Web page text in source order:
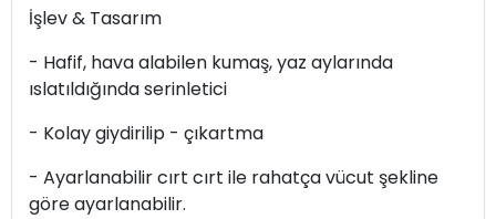
İşlev & Tasarım
- Hafif, hava alabilen kumaş, yaz aylarında
ıslatıldığında serinletici
- Kolay giydirilip - çıkartma
- Ayarlanabilir cırt cırt ile rahatça vücut şekline
göre ayarlanabilir.